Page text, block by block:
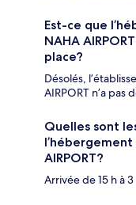
Est-ce que
NAHA
place?
Désolés,
AIRPORT n’a
Quelles sont
AIRPORT?
Arrivée de 15 h à